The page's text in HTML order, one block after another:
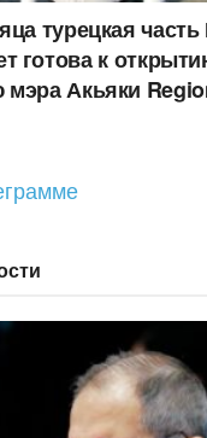
турецкая
готова к
мэра Акьяки